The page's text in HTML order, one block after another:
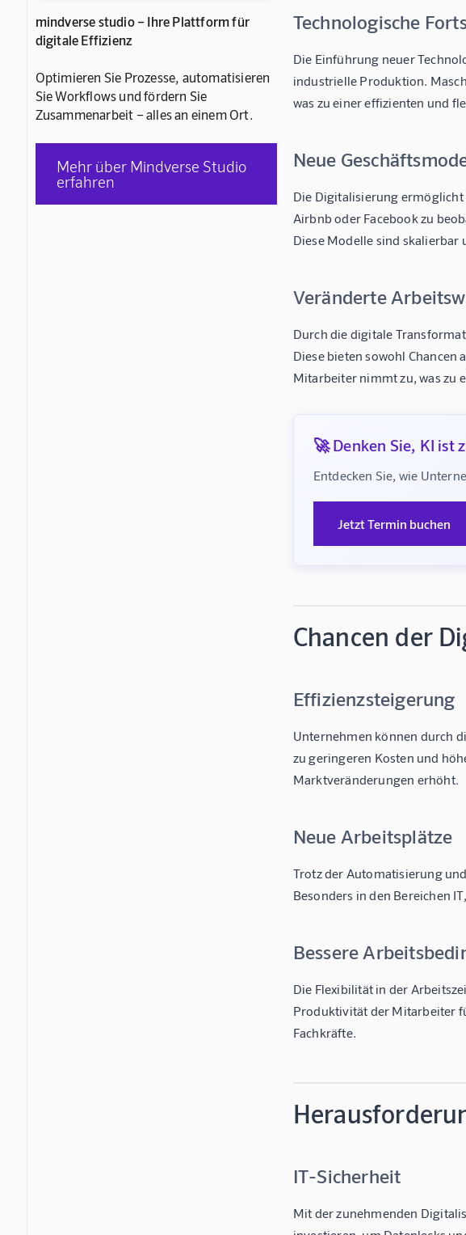
mindverse studio – Ihre Plattform für
digitale Effizienz
Optimieren Sie Prozesse, automatisieren
Sie Workflows und fördern Sie
Zusammenarbeit – alles an einem Ort.
Mehr über Mindverse Studio
erfahren
Technologische
Die Einführung neuer
industrielle Produktion.
was zu einer effizienten und
Neue
Die Digitalisierung ermöglicht
Airbnb oder Facebook zu
Diese Modelle sind skalierbar
Veränderte
Durch die digitale
Diese bieten sowohl
Mitarbeiter nimmt zu, was zu
🚀 Denken Sie, KI ist
Entdecken Sie, wie
Jetzt Termin buchen
Chancen der
Effizienzsteigerung
Unternehmen können durch
zu geringeren Kosten und
Marktveränderungen erhöht.
Neue Arbeitsplätze
Trotz der Automatisierung
Besonders in den Bereichen
Bessere
Die Flexibilität in der
Produktivität der Mitarbeiter
Fachkräfte.
IT-Sicherheit
Mit der zunehmenden